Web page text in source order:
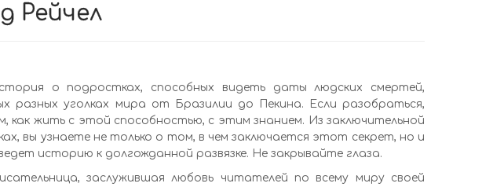
Рейчел
о подростках, способных видеть даты людских смертей,
разных уголках мира от Бразилии до Пекина. Если разобраться,
как жить с этой способностью, с этим знанием. Из заключительной
вы узнаете не только о том, в чем заключается этот секрет, но и
историю к долгожданной развязке. Не закрывайте глаза.
заслужившая любовь читателей по всему миру своей